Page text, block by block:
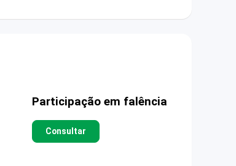
Participação em falência
Consultar